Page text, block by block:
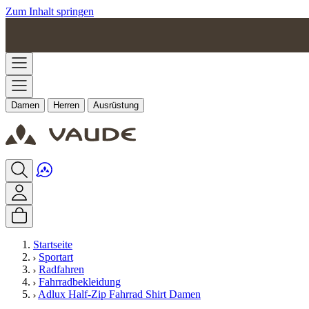
Zum Inhalt springen
Damen Herren Ausrüstung
Startseite
Sportart
Radfahren
Fahrradbekleidung
Adlux Half-Zip Fahrrad Shirt Damen